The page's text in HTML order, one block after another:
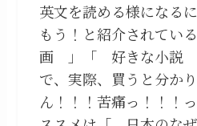
英文を読める様になる
もう！と紹介されてい
画 」「 好きな小説
で、実際、買うと分か
ん！！！苦痛っ！！！